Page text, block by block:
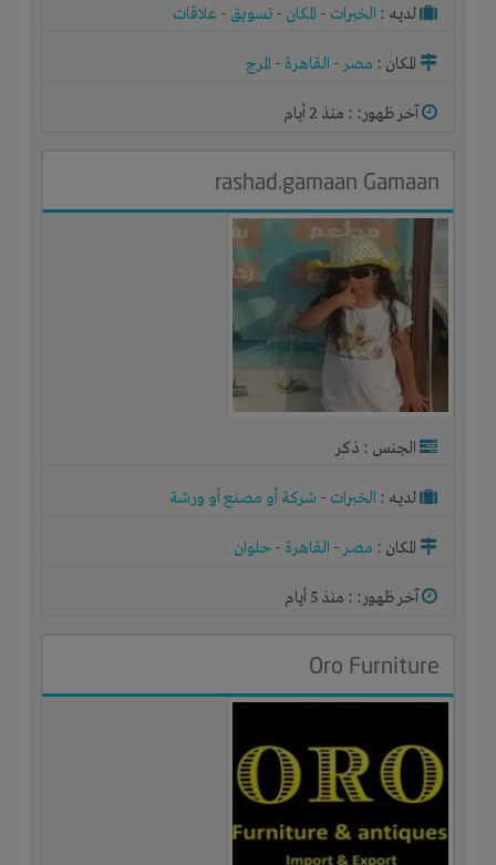
لديـه : الخبرات - المكان - تسويق - علاقات
المكان : مصر- القاهرة - المرج
آخر ظهور: : منذ 2 أيام
rashad.gamaan Gamaan
الجنس : ذكر
لديـه : الخبرات - شركة أو مصنع أو ورشة
المكان : مصر- القاهرة - حلوان
آخر ظهور: : منذ 5 أيام
Oro Furniture